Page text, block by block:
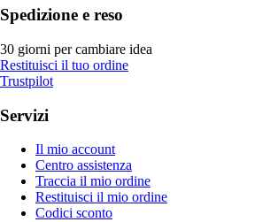
Spedizione e reso
30 giorni per cambiare idea
Restituisci il tuo ordine
Trustpilot
Servizi
Il mio account
Centro assistenza
Traccia il mio ordine
Restituisci il mio ordine
Codici sconto